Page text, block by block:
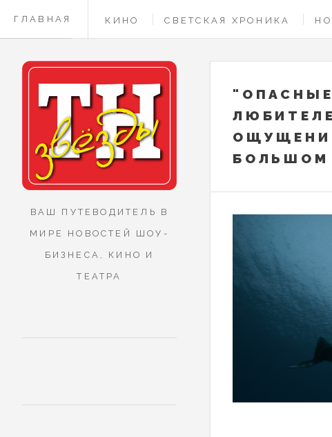
ГЛАВНАЯ КИНО СВЕТСКАЯ ХРОНИКА
КОНТАКТЫ
БОЛЬШОМ
ВАШ ПУТЕВОДИТЕЛЬ В
МИРЕ НОВОСТЕЙ ШОУ-
БИЗНЕСА, КИНО И
ТЕАТРА